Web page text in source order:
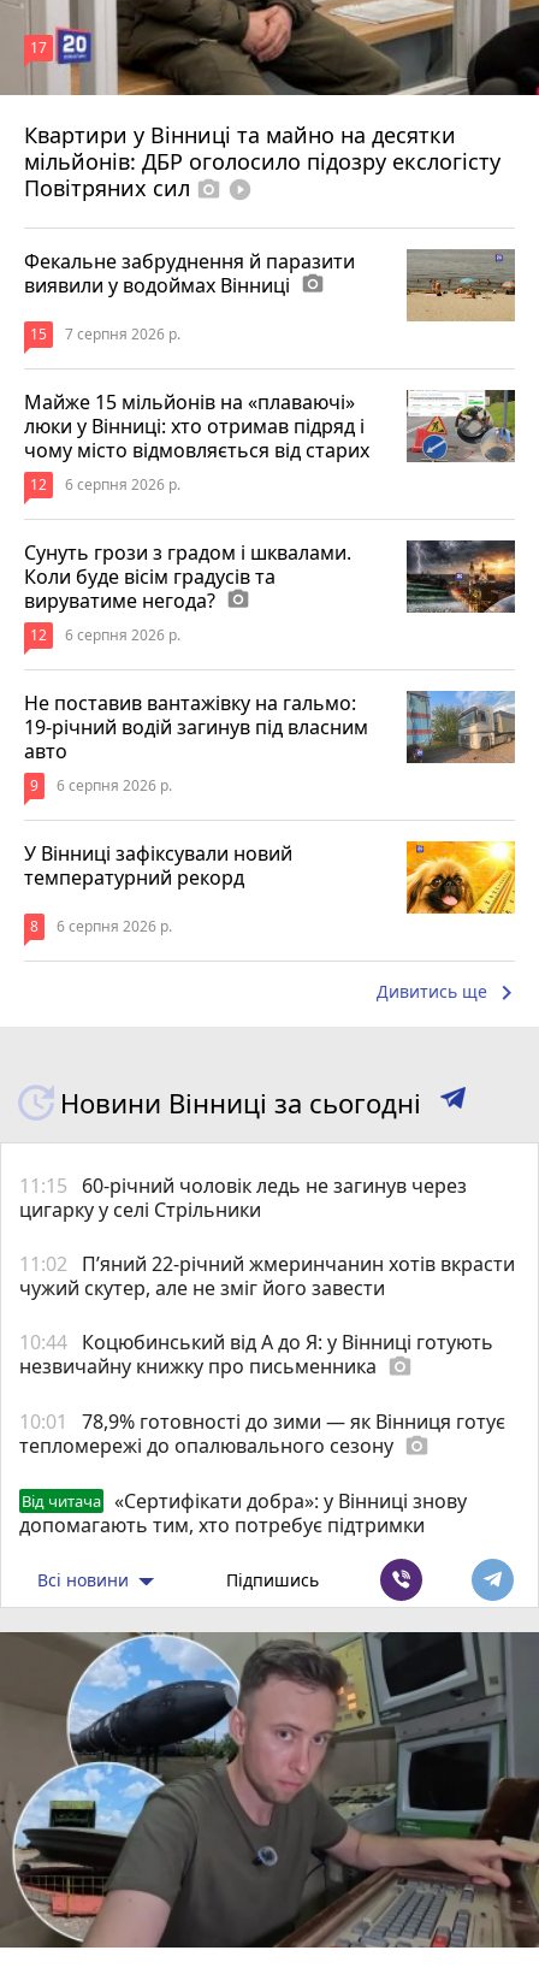
Квартири у Вінниці та майно на десятки
мільйонів: ДБР оголосило підозру екслогісту
Повітряних сил photo_camera play_circle_filled
17
6 серпня 2026 р.
Фекальне забруднення й паразити
виявили у водоймах Вінниці photo_camera
15 7 серпня 2026 р.
Майже 15 мільйонів на «плаваючі»
люки у Вінниці: хто отримав підряд і
чому місто відмовляється від старих
12 6 серпня 2026 р.
Сунуть грози з градом і шквалами.
Коли буде вісім градусів та
вируватиме негода? photo_camera
12 6 серпня 2026 р.
Не поставив вантажівку на гальмо:
19-річний водій загинув під власним
авто
9 6 серпня 2026 р.
У Вінниці зафіксували новий
температурний рекорд
8 6 серпня 2026 р.
Дивитись ще keyboard_arrow_right
Новини Вінниці за сьогодні
11:15
60-річний чоловік ледь не загинув через
цигарку у селі Стрільники
11:02
П’яний 22-річний жмеринчанин хотів вкрасти
чужий скутер, але не зміг його завести
10:44 Коцюбинський від А до Я: у Вінниці готують
незвичайну книжку про письменника photo_camera
10:01
78,9% готовності до зими — як Вінниця готує
тепломережі до опалювального сезону photo_camera
Від читача
«Сертифікати добра»: у Вінниці знову
допомагають тим, хто потребує підтримки
Всі новини Підпишись